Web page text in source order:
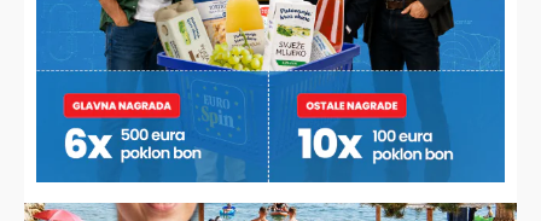
PREDSTAVLJENJE SU IZMJENE I DOPUNE DVAJU ZAKONA
Ovih 200 tisuća građana čeka povećanje mirovine